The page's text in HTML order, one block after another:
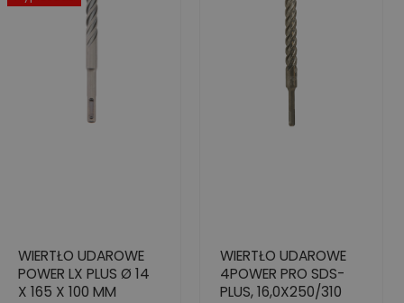
WIERTŁO UDAROWE
POWER LX PLUS Ø 14
X 165 X 100 MM
WIERTŁO UDAROWE
4POWER PRO SDS-
PLUS, 16,0X250/310